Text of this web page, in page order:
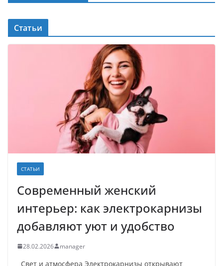
Статьи
СТАТЬИ
Современный женский
интерьер: как электрокарнизы
добавляют уют и удобство
28.02.2026 manager
Свет и атмосфера Электрокарнизы открывают